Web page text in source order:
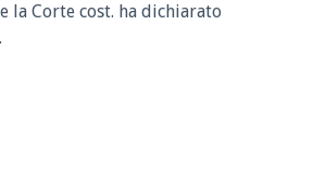
la Corte cost. ha dichiarato